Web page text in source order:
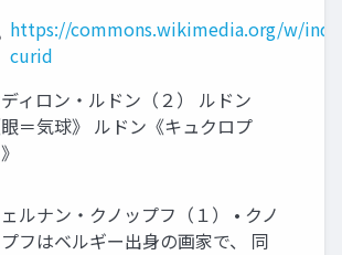
https://commons.wikimedia.org/w/
curid
ィロン・ルドン（２） ルドン
眼＝気球》 ルドン《キュクロプ
ルナン・クノップフ（１） • クノ
フはベルギー出身の画家で、 同